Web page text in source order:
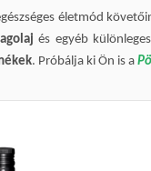
életmód
és egyéb
. Próbálja ki Ön is a